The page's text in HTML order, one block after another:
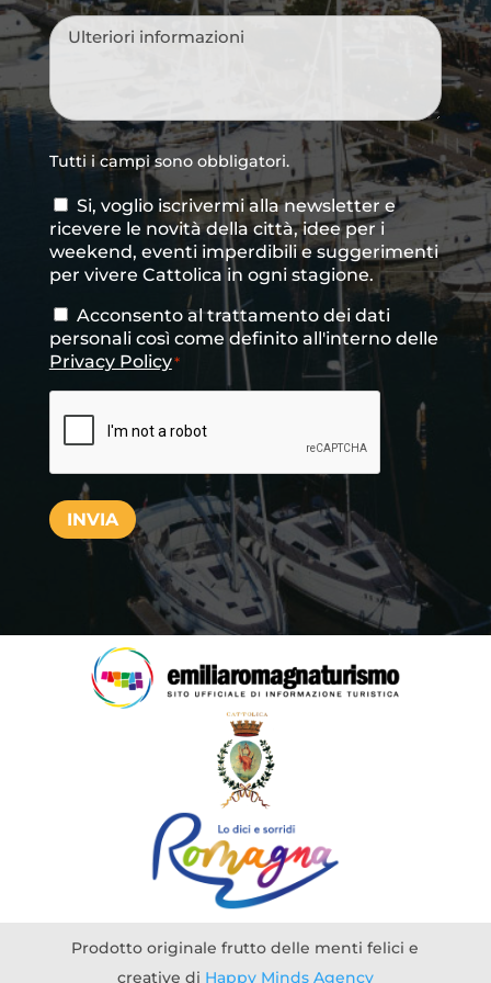
provenienza*
Messaggio
Tutti i campi sono obbligatori.
Consenso
newsletter
Si, voglio iscrivermi alla newsletter e
ricevere le novità della città, idee per i
weekend, eventi imperdibili e suggerimenti
per vivere Cattolica in ogni stagione.
Consenso*
Acconsento al trattamento dei dati
personali così come definito all'interno delle
Privacy Policy*
INVIA
Prodotto originale frutto delle menti felici e
creative di Happy Minds Agency